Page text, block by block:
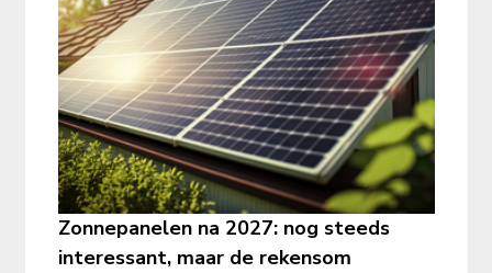
Zonnepanelen na 2027: nog steeds
interessant, maar de rekensom